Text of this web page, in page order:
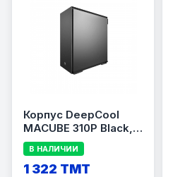
Корпус DeepCool
MACUBE 310P Black,
ATX, без БП,
закалённое стекло
В НАЛИЧИИ
1 322 TMT